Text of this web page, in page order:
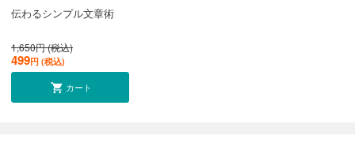
伝わるシンプル文章術
1,650円 (税込)
499円 (税込)
カート